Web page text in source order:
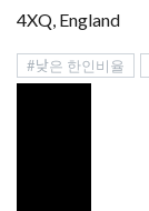
4XQ, England
#낮은 한인비율